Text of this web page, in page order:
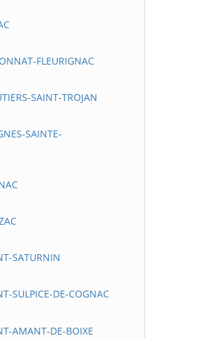
FLEURIGNAC
SAINT-TROJAN
SAINTE-
SATURNIN
SULPICE-DE-COGNAC
AMANT-DE-BOIXE